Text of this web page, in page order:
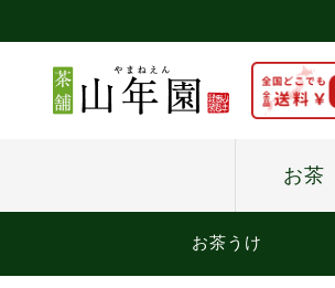
お茶
お茶うけ